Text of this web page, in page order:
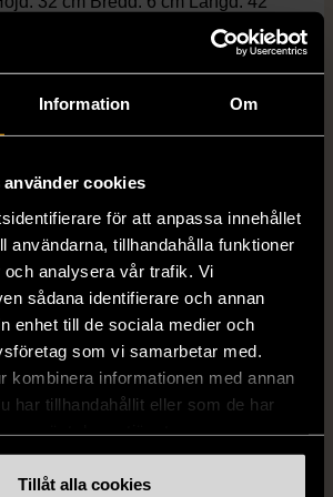
Information Om
cookies
för att anpassa innehållet
användarna, tillhandahålla funktioner
analysera vår trafik. Vi
sådana identifierare och annan
enhet till de sociala medier och
som vi samarbetar med.
kombinera informationen med annan
har tillhandahållit eller som de har
Tillåt alla cookies
unik och finns enbart som 1 st i lager.
köp över 990 kr.